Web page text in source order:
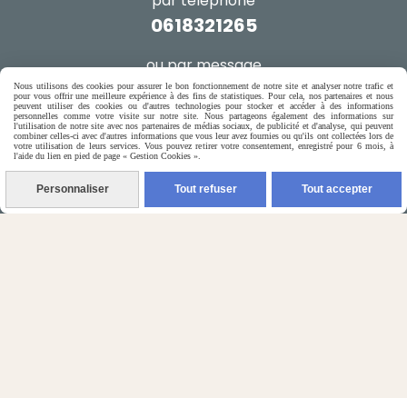
0618321265
ou par message
ENVOYER UN MESSAGE
Facebook est désactivé.
Nous utilisons des cookies pour assurer le bon fonctionnement de notre site et analyser notre trafic et
pour vous offrir une meilleure expérience à des fins de statistiques. Pour cela, nos partenaires et nous
peuvent utiliser des cookies ou d'autres technologies pour stocker et accéder à des informations
personnelles comme votre visite sur notre site. Nous partageons également des informations sur
l'utilisation de notre site avec nos partenaires de médias sociaux, de publicité et d'analyse, qui peuvent
combiner celles-ci avec d'autres informations que vous leur avez fournies ou qu'ils ont collectées lors de
votre utilisation de leurs services. Vous pouvez retirer votre consentement, enregistré pour 6 mois, à
l'aide du lien en pied de page « Gestion Cookies ».
Personnaliser Tout refuser Tout accepter